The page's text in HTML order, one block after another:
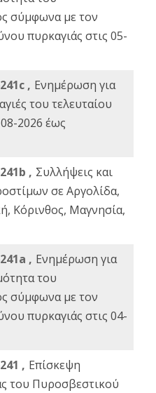
σύμφωνα με τον
πυρκαγιάς στις 05-
, Ενημέρωση για
του τελευταίου
2026 έως
, Συλλήψεις και
σε Αργολίδα,
Κόρινθος, Μαγνησία,
, Ενημέρωση για
του
σύμφωνα με τον
πυρκαγιάς στις 04-
, Επίσκεψη
του Πυροσβεστικού